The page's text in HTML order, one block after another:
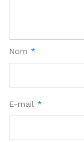
Nom *
E-mail *